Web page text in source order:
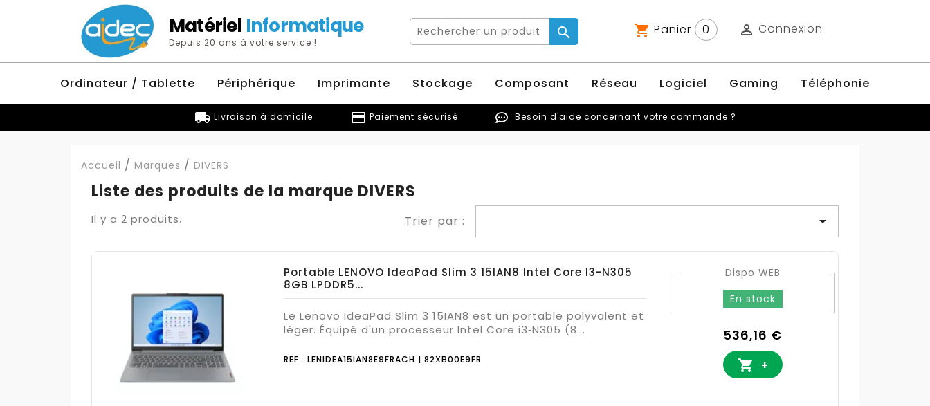
Matériel Informatique
Depuis 20 ans à votre service !
 shopping_cart Panier 0  Connexion
Ordinateur / Tablette Périphérique Imprimante Stockage Composant Réseau Logiciel Gaming Téléphonie
local_shipping Livraison à domicile credit_card Paiement sécurisé Besoin d'aide concernant votre commande ?
Accueil Marques DIVERS
Liste des produits de la marque DIVERS
Il y a 2 produits. Trier par : 
Portable LENOVO IdeaPad Slim 3 15IAN8 Intel Core I3-N305
8GB LPDDR5...
Le Lenovo IdeaPad Slim 3 15IAN8 est un portable polyvalent et
léger. Équipé d'un processeur Intel Core i3‑N305 (8...
REF : LENIDEA15IAN8E9FRACH | 82XB00E9FR
Dispo WEB
En stock
Prix
536,16 €
 +